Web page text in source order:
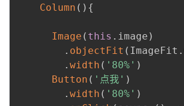
Column ( ) {
Image ( this . image )
. objectFit ( ImageFit .
. width ( '80%' )
Button ( '点我' )
. width ( '80%' )